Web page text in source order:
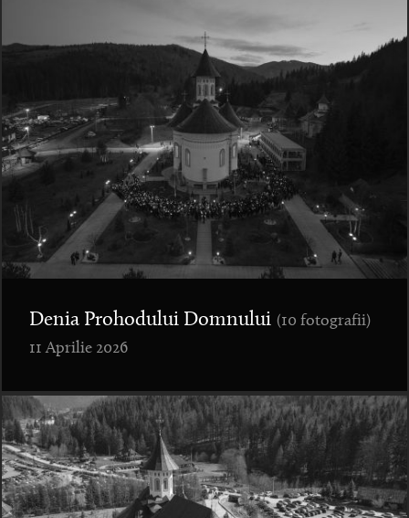
Denia Prohodului Domnului (10 fotografii)
11 Aprilie 2026